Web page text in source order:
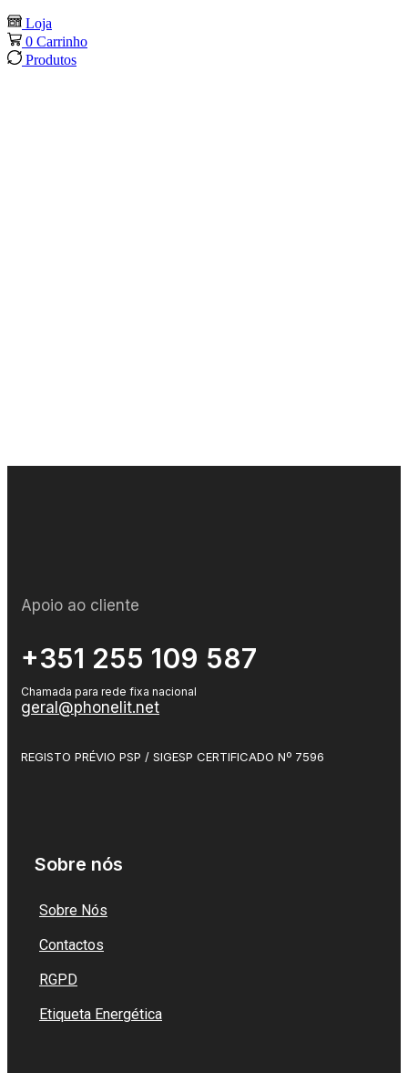
Loja
0 Carrinho
Produtos
Apoio ao cliente
+351 255 109 587
Chamada para rede fixa nacional
geral@phonelit.net
REGISTO PRÉVIO PSP / SIGESP CERTIFICADO Nº 7596
Sobre nós
Sobre Nós
Contactos
RGPD
Etiqueta Energética